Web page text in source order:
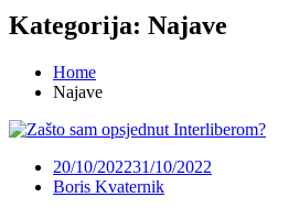
Kategorija: Najave
Home
Najave
20/10/202231/10/2022
Boris Kvaternik